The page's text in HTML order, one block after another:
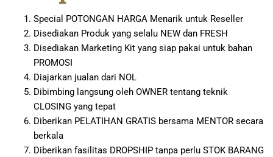
Special POTONGAN HARGA Menarik untuk Reseller
Disediakan Produk yang selalu NEW dan FRESH
Disediakan Marketing Kit yang siap pakai untuk bahan
PROMOSI
Diajarkan jualan dari NOL
Dibimbing langsung oleh OWNER tentang teknik
CLOSING yang tepat
Diberikan PELATIHAN GRATIS bersama MENTOR secara
berkala
Diberikan fasilitas DROPSHIP tanpa perlu STOK BARANG